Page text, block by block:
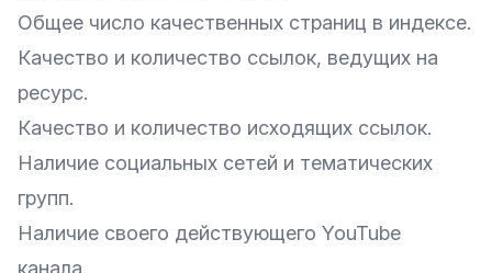
Общее число качественных страниц в индексе.
Качество и количество ссылок, ведущих на
ресурс.
Качество и количество исходящих ссылок.
Наличие социальных сетей и тематических
групп.
Наличие своего действующего YouTube
канала.